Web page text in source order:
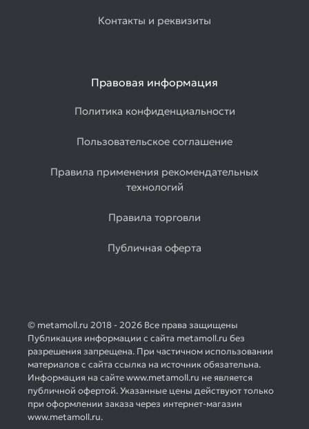
Контакты и реквизиты
Правовая информация
Политика конфиденциальности
Пользовательское соглашение
Правила применения рекомендательных
технологий
Правила торговли
Публичная оферта
© metamoll.ru 2018 - 2026 Все права защищены
Публикация информации с сайта metamoll.ru без
разрешения запрещена. При частичном использовании
материалов с сайта ссылка на источник обязательна.
Информация на сайте www.metamoll.ru не является
публичной офертой. Указанные цены действуют только
при оформлении заказа через интернет-магазин
www.metamoll.ru.